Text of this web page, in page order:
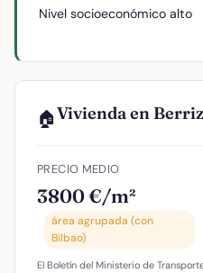
Nivel socioeconómico alto
🏠Vivienda en Berriz
PRECIO MEDIO
3800 €/m²
área agrupada (con
Bilbao)
El Boletín del Ministerio de